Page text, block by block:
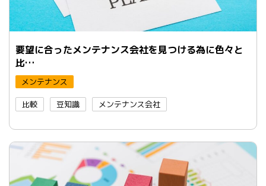
要望に合ったメンテナンス会社を見つける為に色々と
比…
メンテナンス
比較 豆知識 メンテナンス会社